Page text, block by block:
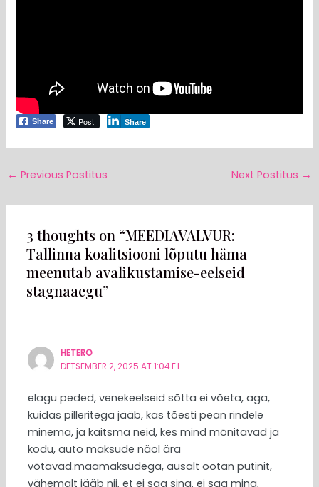
Share Post Share
← Previous Postitus Next Postitus →
3 thoughts on “MEEDIAVALVUR:
Tallinna koalitsiooni lõputu häma
meenutab avalikustamise-eelseid
stagnaaegu”
HETERO
DETSEMBER 2, 2025 AT 1:04 E.L.
elagu peded, venekeelseid sõtta ei võeta, aga,
kuidas pilleritega jääb, kas tõesti pean rindele
minema, ja kaitsma neid, kes mind mõnitavad ja
kodu, auto maksude näol ära
võtavad.maamaksudega, ausalt ootan putinit,
vähemalt jääb nii, et ei saa sina, ei saa mina,